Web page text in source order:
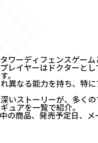
ワーディフェンスゲー
レイヤーはドクターと
。
異なる能力を持ち、特
いストーリーが、多くの
ュアを一覧で紹介。
の商品、発売予定日、